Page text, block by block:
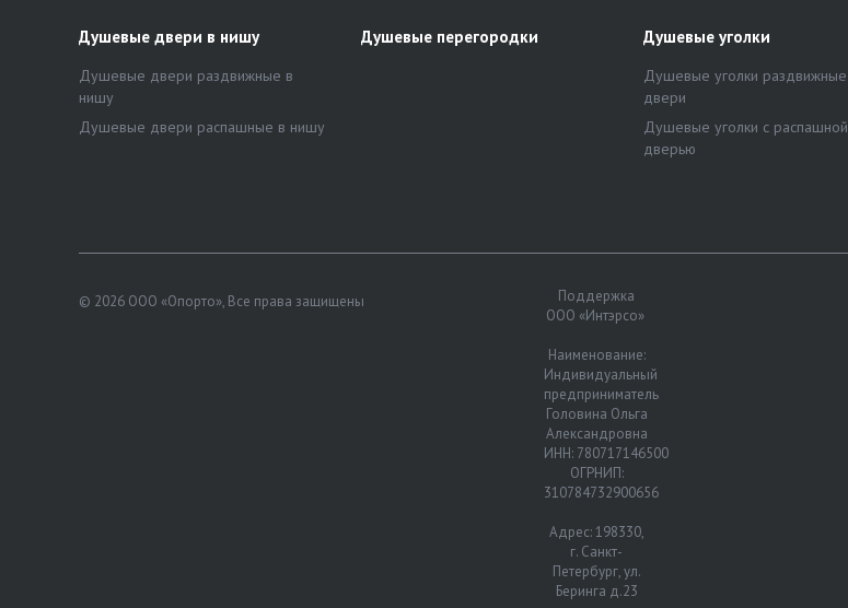
Душевые двери в нишу
Душевые двери раздвижные в
нишу
Душевые двери распашные в нишу
Душевые перегородки Душевые уголки
Душевые уголки раздвижные
двери
Душевые уголки с распашной
дверью
© 2026 ООО «Опорто», Все права защищены
Поддержка
ООО «Интэрсо»
Наименование:
Индивидуальный
предприниматель
Головина Ольга
Александровна
ИНН: 780717146500
ОГРНИП:
310784732900656
Адрес: 198330,
г. Санкт-
Петербург, ул.
Беринга д.23